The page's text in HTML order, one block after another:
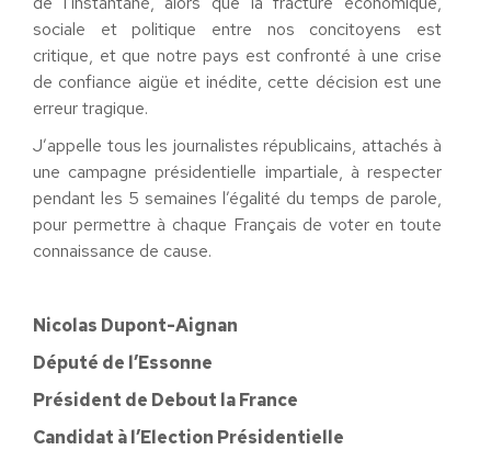
sociale et politique entre nos concitoyens est
critique, et que notre pays est confronté à une crise
de confiance aigüe et inédite, cette décision est une
erreur tragique.
J’appelle tous les journalistes républicains, attachés à
une campagne présidentielle impartiale, à respecter
pendant les 5 semaines l’égalité du temps de parole,
pour permettre à chaque Français de voter en toute
connaissance de cause.
Nicolas Dupont-Aignan
Député de l’Essonne
Président de Debout la France
Candidat à l’Election Présidentielle